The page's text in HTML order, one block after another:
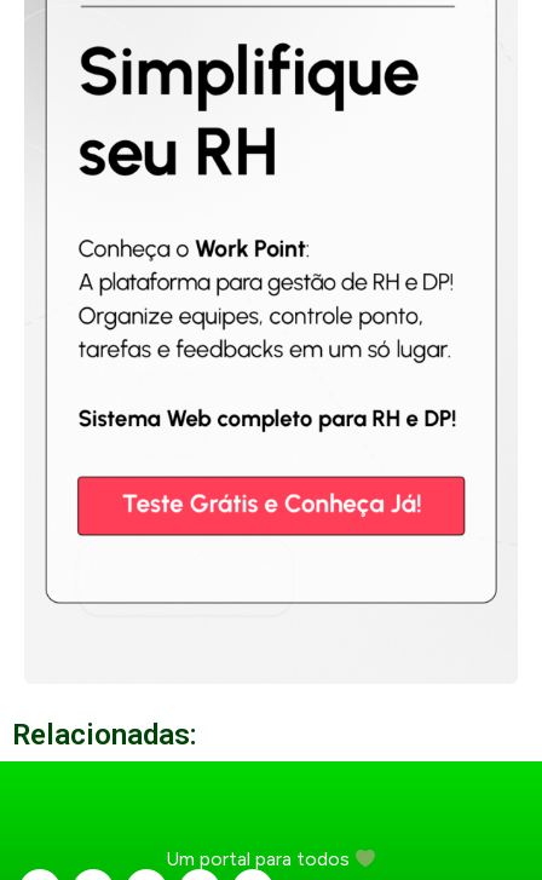
Relacionadas:
Um portal para todos